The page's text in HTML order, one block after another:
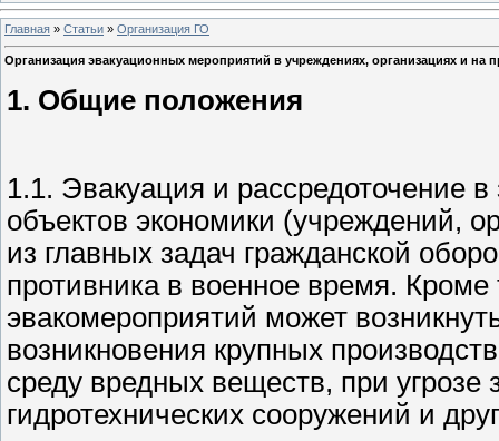
Главная » Статьи » Организация ГО
Организация эвакуационных мероприятий в учреждениях, организациях и на
1. Общие положения
1.1. Эвакуация и рассредоточение
объектов экономики (учреждений,
из главных задач гражданской
противника в военное время.
эвакомероприятий может
возникновения крупных
среду вредных веществ, при угрозе
гидротехнических сооружений и